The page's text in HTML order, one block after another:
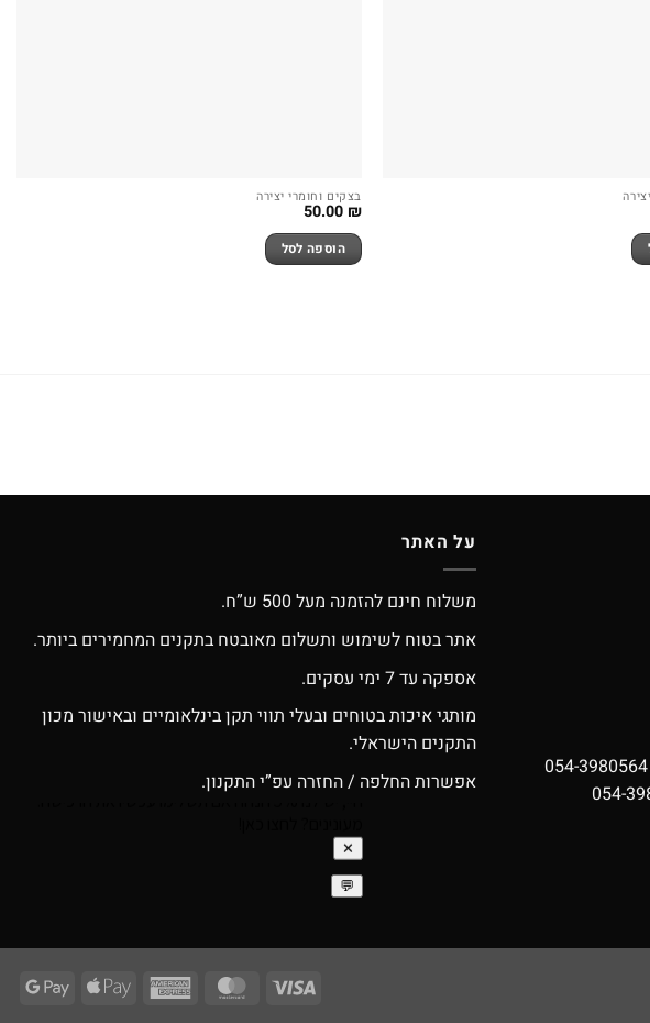
בצקים וחומרי יצירה
50.00 ₪
הוספה לסל
054-3980564
054-
על האתר
משלוח חינם להזמנה מעל 500 ש”ח.
אתר בטוח לשימוש ותשלום מאובטח בתקנים המחמירים ביותר.
אספקה עד 7 ימי עסקים.
מותגי איכות בטוחים ובעלי תווי תקן בינלאומיים ובאישור מכון
התקנים הישראלי.
אפשרות החלפה / החזרה עפ”י התקנון.
Visa
MasterCard
American
Apple